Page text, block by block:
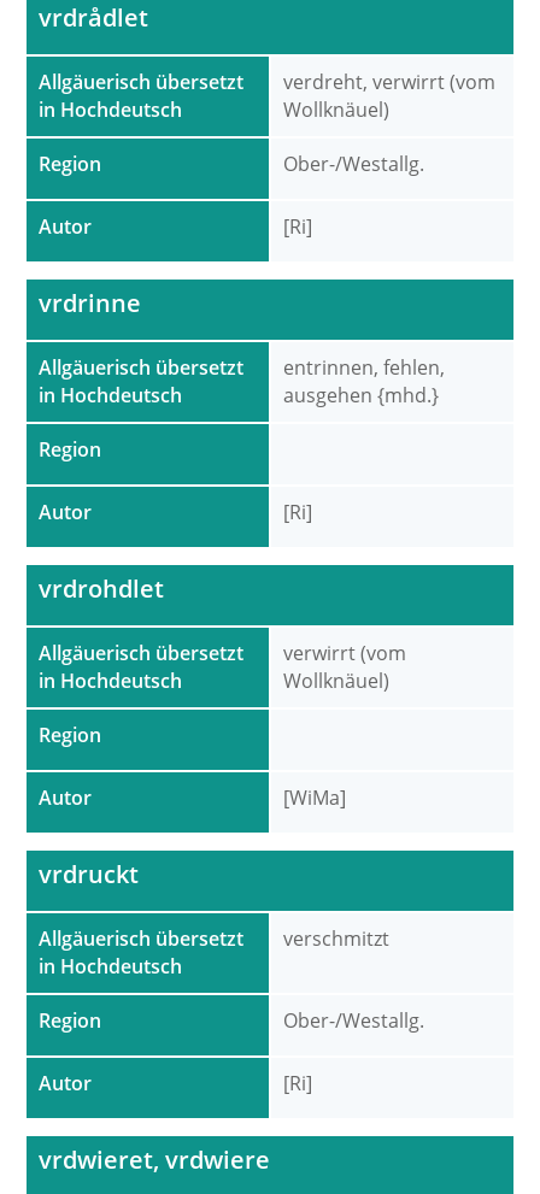
Allgäuerisch übersetzt
in Hochdeutsch
Region
Autor
vrdrådlet
verdreht, verwirrt (vom
Wollknäuel)
Ober-/Westallg.
[Ri]
Allgäuerisch übersetzt
in Hochdeutsch
Region
Autor
vrdrinne
entrinnen, fehlen,
ausgehen {mhd.}
[Ri]
Allgäuerisch übersetzt
in Hochdeutsch
Region
Autor
vrdrohdlet
verwirrt (vom
Wollknäuel)
[WiMa]
Allgäuerisch übersetzt
in Hochdeutsch
Region
Autor
vrdruckt
verschmitzt
Ober-/Westallg.
[Ri]
vrdwieret, vrdwiere